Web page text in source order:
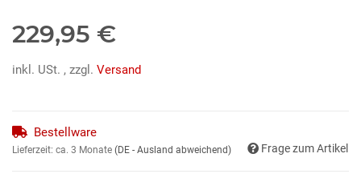
229,95 €
inkl. USt. , zzgl. Versand
Bestellware
Lieferzeit: ca. 3 Monate (DE - Ausland abweichend) Frage zum Artikel